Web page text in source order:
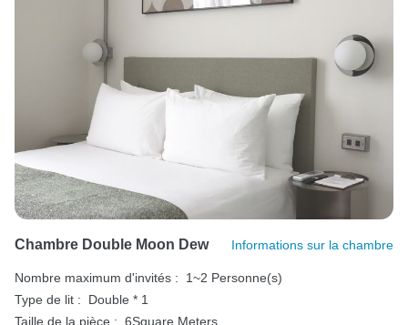
Chambre Double Moon Dew Informations sur la chambre
Nombre maximum d'invités :
1~2 Personne(s)
Type de lit :
Double * 1
Taille de la pièce : 6Square Meters